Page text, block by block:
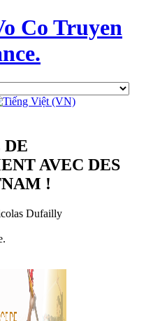
Co Truyen
DE
AVEC DES
!
Dufailly